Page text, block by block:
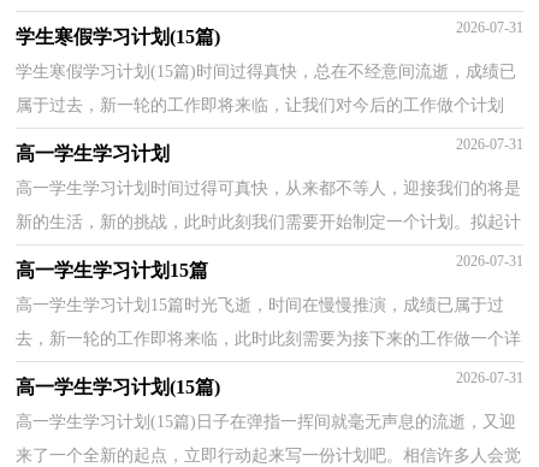
做计划吧。我们该怎么拟定计划呢？以下是小编收集整理...
学生寒假学习计划(15篇) 2026-07-31
学生寒假学习计划(15篇)时间过得真快，总在不经意间流逝，成绩已
属于过去，新一轮的工作即将来临，让我们对今后的工作做个计划
吧。好的计划是什么样的呢？下面是小编收集整理的学生寒...
高一学生学习计划 2026-07-31
高一学生学习计划时间过得可真快，从来都不等人，迎接我们的将是
新的生活，新的挑战，此时此刻我们需要开始制定一个计划。拟起计
划来就毫无头绪？以下是小编为大家收集的高一学生学习...
高一学生学习计划15篇 2026-07-31
高一学生学习计划15篇时光飞逝，时间在慢慢推演，成绩已属于过
去，新一轮的工作即将来临，此时此刻需要为接下来的工作做一个详
细的计划了。那么我们该怎么去写计划呢？下面是小编为大...
高一学生学习计划(15篇) 2026-07-31
高一学生学习计划(15篇)日子在弹指一挥间就毫无声息的流逝，又迎
来了一个全新的起点，立即行动起来写一份计划吧。相信许多人会觉